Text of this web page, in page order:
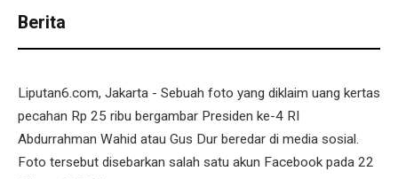
Berita
Liputan6.com, Jakarta - Sebuah foto yang diklaim uang kertas
pecahan Rp 25 ribu bergambar Presiden ke-4 RI
Abdurrahman Wahid atau Gus Dur beredar di media sosial.
Foto tersebut disebarkan salah satu akun Facebook pada 22